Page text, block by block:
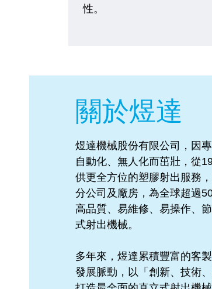
性。
關於煜達
煜達機械股份有限公司，因
自動化、無人化而茁壯，從
供更全方位的塑膠射出服務
分公司及廠房，為全球超過
高品質、易維修、易操作、
式射出機械。
多年來，煜達累積豐富的客
發展脈動，以「創新、技術